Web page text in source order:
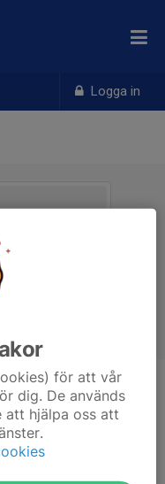
Logga in
för att vår
dig. De används
att hjälpa oss att